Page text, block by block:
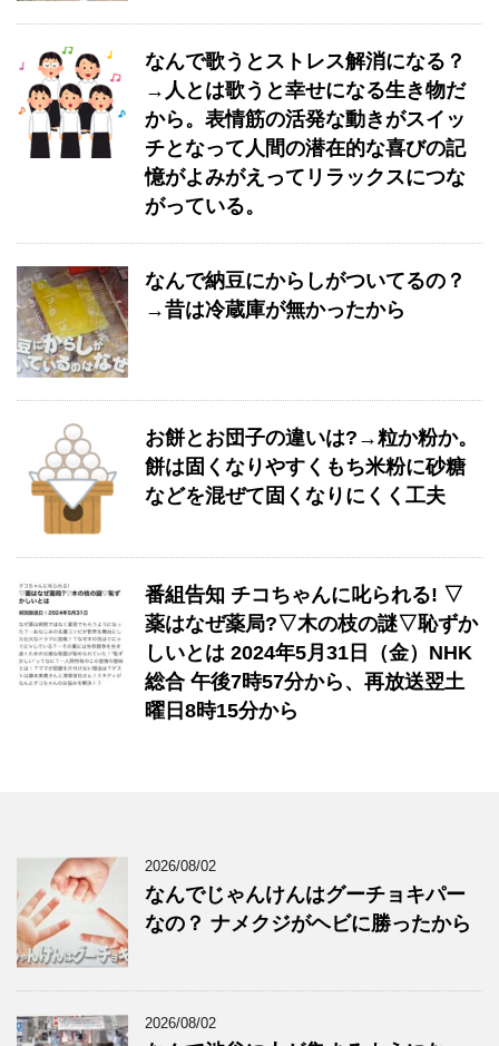
なんで歌うとストレス解消になる？
→人とは歌うと幸せになる生き物だ
から。表情筋の活発な動きがスイッ
チとなって人間の潜在的な喜びの記
憶がよみがえってリラックスにつな
がっている。
なんで納豆にからしがついてるの？
→昔は冷蔵庫が無かったから
お餅とお団子の違いは?→粒か粉か。
餅は固くなりやすくもち米粉に砂糖
などを混ぜて固くなりにくく工夫
番組告知 チコちゃんに叱られる! ▽
薬はなぜ薬局?▽木の枝の謎▽恥ずか
しいとは 2024年5月31日（金）NHK
総合 午後7時57分から、再放送翌土
曜日8時15分から
2026/08/02
なんでじゃんけんはグーチョキパー
なの？ ナメクジがヘビに勝ったから
2026/08/02